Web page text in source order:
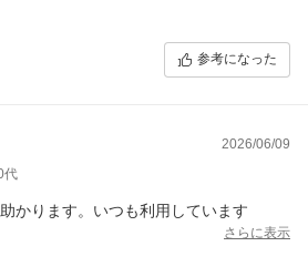
参考になった
2026/06/09
代
かります。いつも利用しています
さらに表示